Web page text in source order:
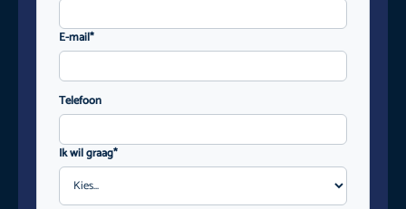
E-mail*
Telefoon
Ik wil graag*